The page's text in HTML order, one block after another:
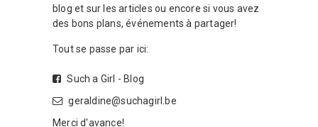
blog et sur les articles ou encore si vous avez
des bons plans, événements à partager!
Tout se passe par ici:
Such a Girl - Blog
geraldine@suchagirl.be
Merci d'avance!